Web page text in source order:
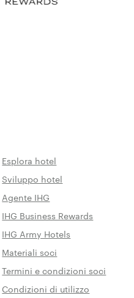
Esplora hotel
Sviluppo hotel
Agente IHG
IHG Business Rewards
IHG Army Hotels
Materiali soci
Termini e condizioni soci
Condizioni di utilizzo